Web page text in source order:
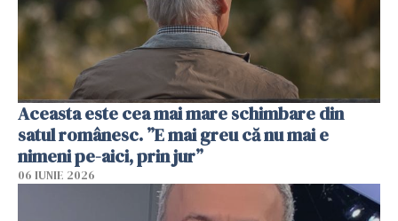
Aceasta este cea mai mare schimbare din
satul românesc. ”E mai greu că nu mai e
nimeni pe-aici, prin jur”
06 IUNIE 2026